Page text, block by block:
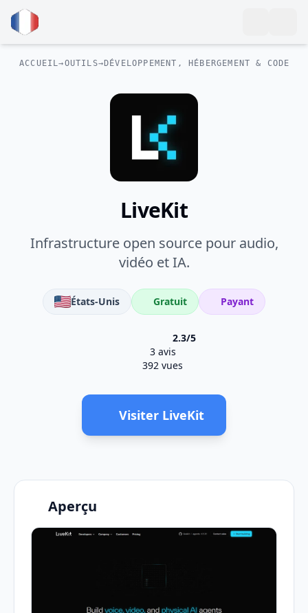
ACCUEIL→OUTILS→ DÉVELOPPEMENT, HÉBERGEMENT & CODE
LiveKit
Infrastructure open source pour audio,
vidéo et IA.
États-Unis Gratuit Payant
2.3/5
3 avis
392 vues
Visiter LiveKit
Aperçu